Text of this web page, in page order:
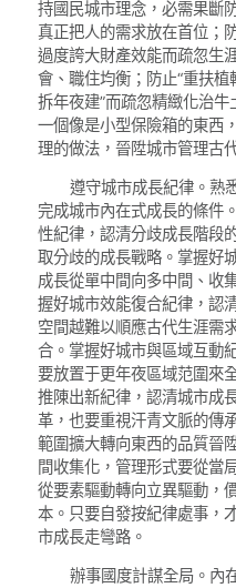
持國民城市理念，必需果斷
真正把人的需求放在首位；
過度誇大財產效能而疏忽生
會、職住均衡；防止“重扶植
拆年夜建”而疏忽精緻化治
一個像是小型保險箱的東西
理的做法，晉陞城市管理古
遵守城市成長紀律。熟
完成城市內在式成長的條件
性紀律，認清分歧成長階段
取分歧的成長戰略。掌握好
成長從單中間向多中間、收
握好城市效能復合紀律，認
空間越難以順應古代生涯需
合。掌握好城市與區域互動
要放置于更年夜區域范圍來
推陳出新紀律，認清城市成
革，也要重視汗青文脈的傳
範圍擴大轉向東西的品質晉
間收集化，管理形式要從當
從要素驅動轉向立異驅動，
本。只要自發按紀律處事，
市成長走彎路。
辦事國度計謀全局。內